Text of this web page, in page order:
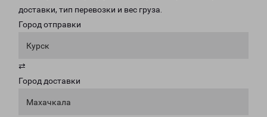
доставки, тип перевозки и вес груза.
Город отправки
Курск
⇄
Город доставки
Махачкала